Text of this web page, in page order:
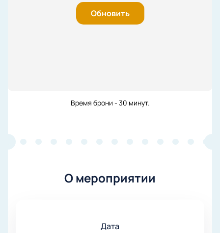
Обновить
Время брони - 30 минут.
О мероприятии
Дата